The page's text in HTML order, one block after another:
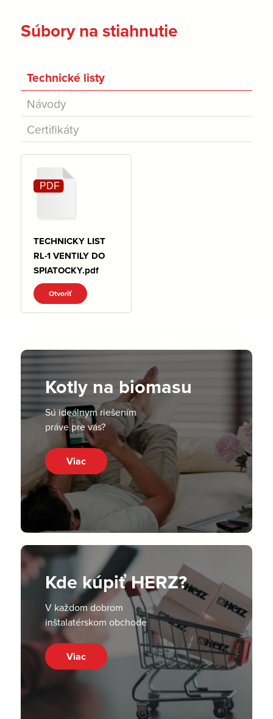
Súbory na stiahnutie
Technické listy
Návody
Certifikáty
TECHNICKY LIST
RL-1 VENTILY DO
SPIATOCKY.pdf
Otvoriť
Kotly na biomasu
Sú ideálnym riešením
práve pre vás?
Viac
Kde kúpiť HERZ?
V každom dobrom
inštalatérskom obchode
Viac